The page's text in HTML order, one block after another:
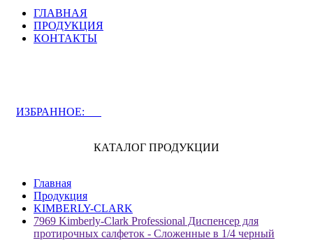
ГЛАВНАЯ
ПРОДУКЦИЯ
КОНТАКТЫ
ИЗБРАННОЕ:
КАТАЛОГ ПРОДУКЦИИ
Главная
Продукция
KIMBERLY-CLARK
7969 Kimberly-Clark Professional Диспенсер для
протирочных салфеток - Сложенные в 1/4 черный